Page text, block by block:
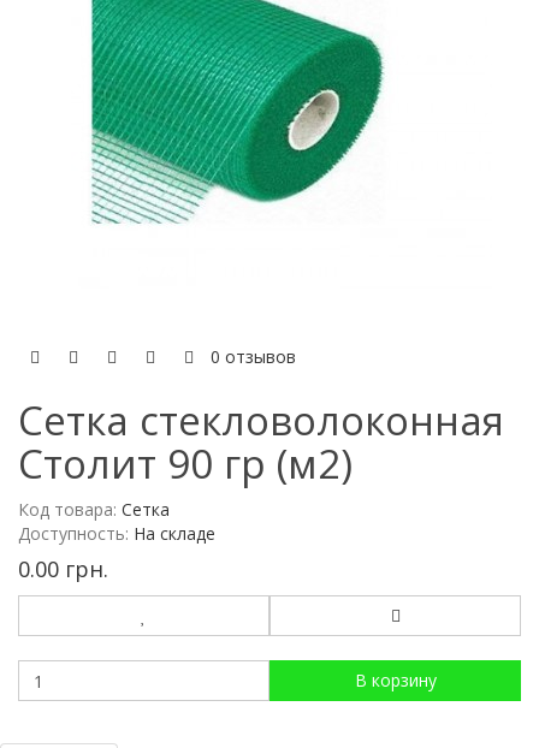
0 отзывов
Сетка стекловолоконная
Столит 90 гр (м2)
Код товара: Сетка
Доступность: На складе
0.00 грн.
В корзину